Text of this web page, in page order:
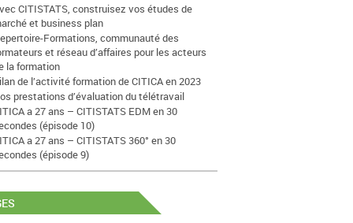
CITISTATS, construisez vos études de
et business plan
Formations, communauté des
et réseau d’affaires pour les acteurs
la formation
de l’activité formation de CITICA en 2023
prestations d’évaluation du télétravail
a 27 ans – CITISTATS EDM en 30
(épisode 10)
a 27 ans – CITISTATS 360° en 30
(épisode 9)